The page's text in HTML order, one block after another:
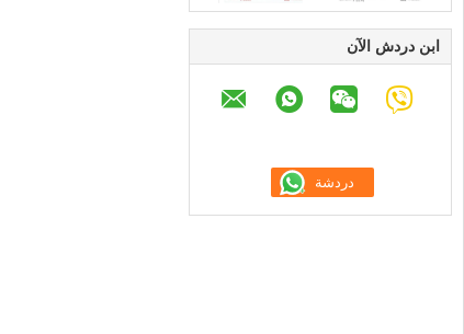
ابن دردش الآن